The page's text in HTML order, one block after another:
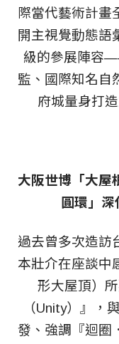
際當代藝術計畫
開主視覺動態語
級的參展陣容
監、國際知名自
府城量身打
大阪世博「大屋
圓環」
過去曾多次造訪
本壯介在座談中
形大屋頂）
（Unity）』，
發、強調『迴圈